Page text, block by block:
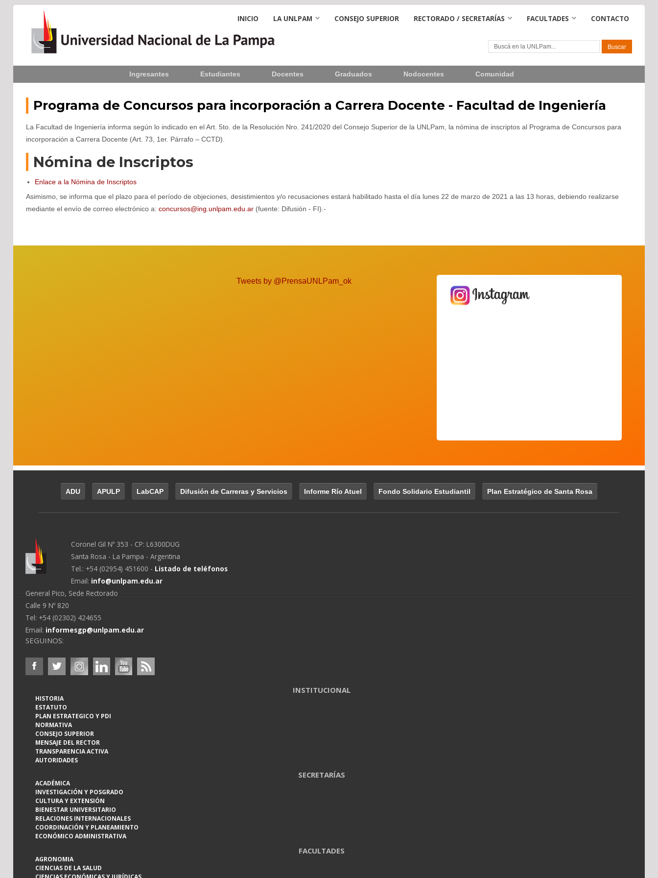
La UNLPam
Consejo Superior
Rectorado / Secretarías
Facultades
Contacto
Seguínosen:
INICIO LA UNLPAM CONSEJO SUPERIOR RECTORADO / SECRETARÍAS FACULTADES CONTACTO
Ingresantes Estudiantes Docentes Graduados Nodocentes Comunidad
Programa de Concursos para incorporación a Carrera Docente - Facultad de Ingeniería
La Facultad de Ingeniería informa según lo indicado en el Art. 5to. de la Resolución Nro. 241/2020 del Consejo Superior de la UNLPam, la nómina de inscriptos al Programa de Concursos para
incorporación a Carrera Docente (Art. 73, 1er. Párrafo – CCTD).
Nómina de Inscriptos
Enlace a la Nómina de Inscriptos
Asimismo, se informa que el plazo para el período de objeciones, desistimientos y/o recusaciones estará habilitado hasta el día lunes 22 de marzo de 2021 a las 13 horas, debiendo realizarse
mediante el envío de correo electrónico a: concursos@ing.unlpam.edu.ar(fuente: Difusión - FI).-
Tweets by @PrensaUNLPam_ok
ADU APULP LabCAP Difusión de Carreras y Servicios Informe Río Atuel Fondo Solidario Estudiantil Plan Estratégico de Santa Rosa
Coronel Gil Nº 353 - CP: L6300DUG
Santa Rosa - La Pampa - Argentina
Tel.: +54 (02954) 451600 - Listado de teléfonos
Email: info@unlpam.edu.ar
General Pico, Sede Rectorado
Calle 9 Nº 820
Tel: +54 (02302) 424655
Email: informesgp@unlpam.edu.ar
SEGUINOS:
INSTITUCIONAL
HISTORIA
ESTATUTO
PLAN ESTRATEGICO Y PDI
NORMATIVA
CONSEJO SUPERIOR
MENSAJE DEL RECTOR
TRANSPARENCIA ACTIVA
AUTORIDADES
SECRETARÍAS
ACADÉMICA
INVESTIGACIÓN Y POSGRADO
CULTURA Y EXTENSIÓN
BIENESTAR UNIVERSITARIO
RELACIONES INTERNACIONALES
COORDINACIÓN Y PLANEAMIENTO
ECONÓMICO ADMINISTRATIVA
FACULTADES
AGRONOMIA
CIENCIAS DE LA SALUD